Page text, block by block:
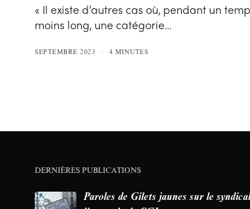
« Il existe d’autres cas où, pendant un
moins long, une catégorie…
SEPTEMBRE 2023 4 MINUTES
DERNIÈRES PUBLICATIONS
Paroles de Gilets jaunes sur le